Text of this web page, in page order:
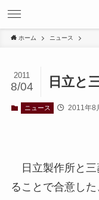
ホーム ニュース
日立と
2011
8/04
ニュース 2011年8
日立製作所と三
ることで合意した